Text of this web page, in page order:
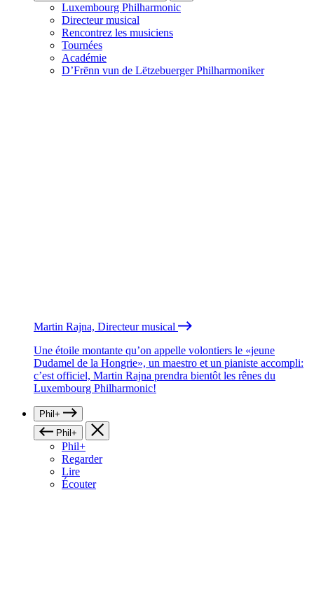
Luxembourg Philharmonic
Directeur musical
Rencontrez les musiciens
Tournées
Académie
D’Frënn vun de Lëtzebuerger Philharmoniker
Martin Rajna, Directeur musical
Une étoile montante qu’on appelle volontiers le «jeune
Dudamel de la Hongrie», un maestro et un pianiste accompli:
c’est officiel, Martin Rajna prendra bientôt les rênes du
Luxembourg Philharmonic!
Phil+
Phil+
Phil+
Regarder
Lire
Écouter